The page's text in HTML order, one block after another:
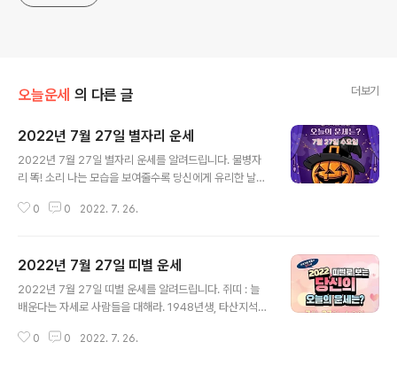
오늘운세 의 다른 글 더보기
2022년 7월 27일 별자리 운세
2022년 7월 27일 별자리 운세를 알려드립니다. 물병자
리 똑! 소리 나는 모습을 보여줄수록 당신에게 유리한 날이
습을 보여주자. 원하는 것을 얻을 수 있는 날이다. 우유부단
리적인 사고가 필요한 날이니 이것저것 재보고 판단하자.
얼렁뚱땅 넘어가면 본전도 못 찾는다. 오늘엔 딱! 신문 물고
기자리 청소하기 좋은 날! 평상시 신경을 못 쓰던 집안 구석
리됨과 동시에 머릿속, 맘속에 있던 어지러운 것들도 말끔
0 0 2022. 7. 26.
2022년 7월 27일 띠별 운세
2022년 7월 27일 띠별 운세를 알려드립니다. 쥐띠 : 늘
배운다는 자세로 사람들을 대해라. 1948년생, 타산지석이
변화에도 관심을 가져야 한다. 1972년생, 욕심은 금물이
0 0 2022. 7. 26.